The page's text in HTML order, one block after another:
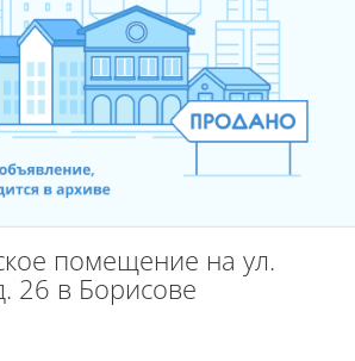
помещение на ул.
26 в Борисове